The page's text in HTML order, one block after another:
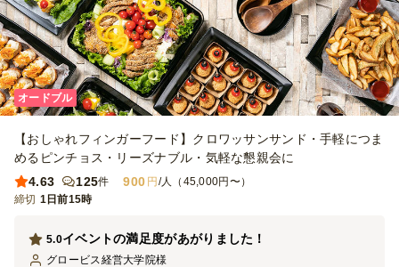
オードブル
【おしゃれフィンガーフード】クロワッサンサンド・手軽につま
めるピンチョス・リーズナブル・気軽な懇親会に
4.63
125件 900 円 /人（45,000円〜）
締切 1日前15時
イベントの満足度があがりました！
5.0
グロービス経営大学院様